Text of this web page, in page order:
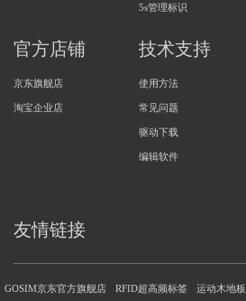
5s管理标识
官方店铺
京东旗舰店
淘宝企业店
技术支持
使用方法
常见问题
驱动下载
编辑软件
友情链接
GOSIM京东官方旗舰店 RFID超高频标签 运动木地板